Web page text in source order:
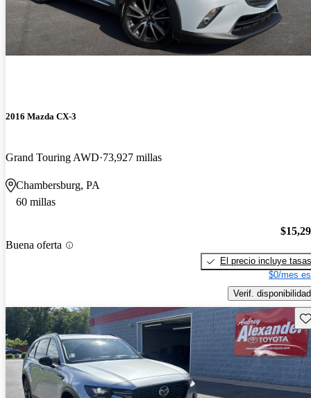
2016 Mazda CX-3
Grand Touring AWD 73,927 millas
Chambersburg, PA
60 millas
Buena oferta
El precio incluye tasas
$0/mes
Verif. disponibilidad